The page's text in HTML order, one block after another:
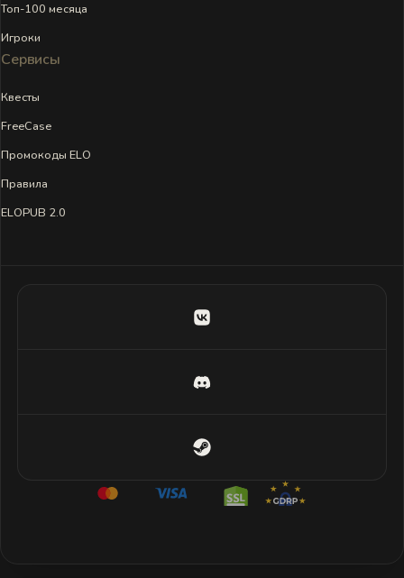
Топ-100 месяца
Игроки
Сервисы
Квесты
FreeCase
Промокоды ELO
Правила
ELOPUB 2.0